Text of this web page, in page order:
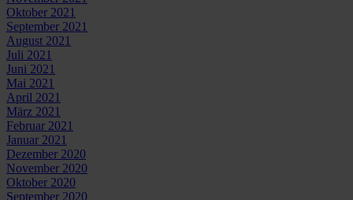
Oktober 2021
September 2021
August 2021
Juli 2021
Juni 2021
Mai 2021
April 2021
März 2021
Februar 2021
Januar 2021
Dezember 2020
November 2020
Oktober 2020
September 2020